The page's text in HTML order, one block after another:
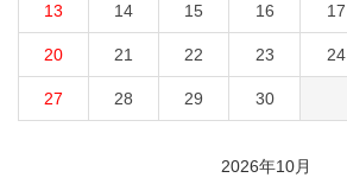
13 14 15 16 17
20 21 22 23 24
27 28 29 30
2026年10月